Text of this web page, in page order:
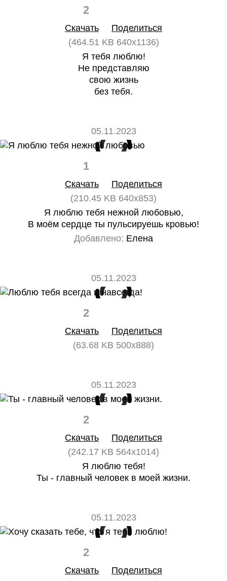
2
Скачать
Поделиться
(464.51 KB 640x1136)
Я тебя люблю!
Не представляю
свою жизнь
без тебя.
05.11.2023
1
Скачать
Поделиться
(210.45 KB 640x853)
Я люблю тебя нежной любовью,
В моём сердце ты пульсируешь кровью!
Добавлено: Елена
05.11.2023
2
Скачать
Поделиться
(63.68 KB 500x888)
05.11.2023
2
Скачать
Поделиться
(242.17 KB 564x1014)
Я люблю тебя!
Ты - главный человек в моей жизни.
05.11.2023
2
Скачать
Поделиться